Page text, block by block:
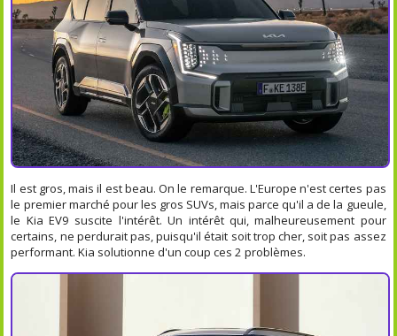
Il est gros, mais il est beau. On le remarque. L'Europe n'est certes pas
le premier marché pour les gros SUVs, mais parce qu'il a de la gueule,
le Kia EV9 suscite l'intérêt. Un intérêt qui, malheureusement pour
certains, ne perdurait pas, puisqu'il était soit trop cher, soit pas assez
performant. Kia solutionne d'un coup ces 2 problèmes.